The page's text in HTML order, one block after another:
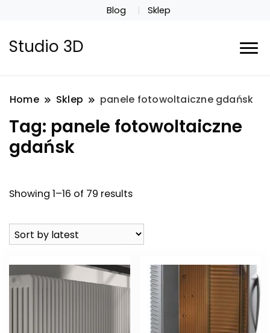
Blog Sklep
Studio 3D
Home Sklep panele fotowoltaiczne gdańsk
Tag: panele fotowoltaiczne
gdańsk
Showing 1–16 of 79 results